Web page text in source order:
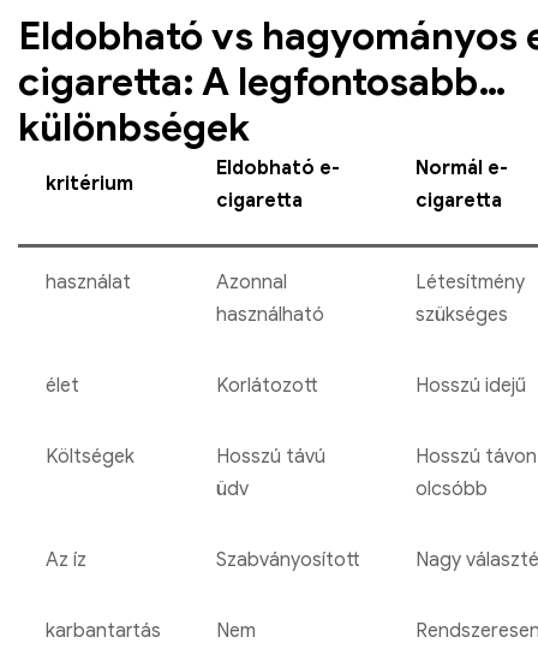
Eldobható vs hagyományos
cigaretta: A legfontosabb
különbségek
kritérium
Eldobható e-
cigaretta
Normál e-
cigaretta
használat
Azonnal
használható
Létesítmény
szükséges
élet Korlátozott Hosszú idejű
Költségek
Hosszú távú
üdv
Hosszú távon
olcsóbb
Az íz Szabványosított Nagy
karbantartás Nem